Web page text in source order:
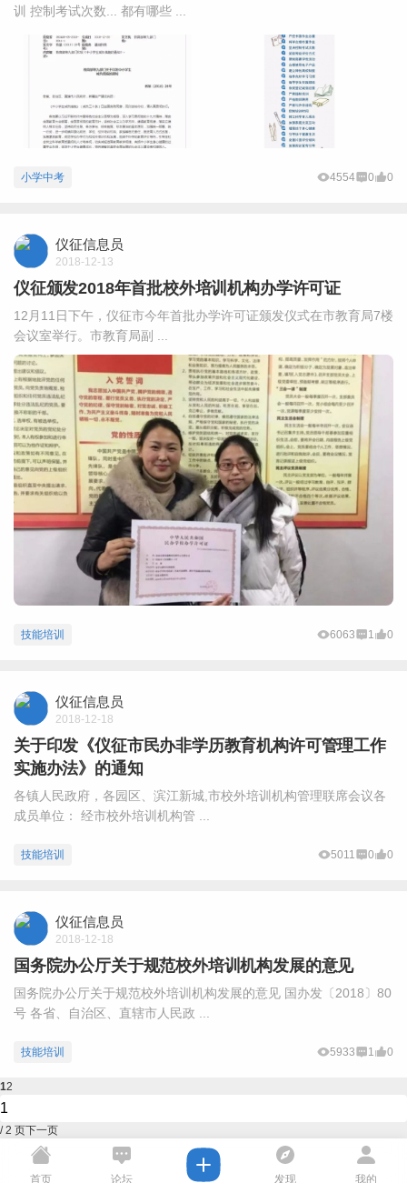
训 控制考试次数... 都有哪些 ...
小学中考 4554 0 0
仪征信息员
2018-12-13
仪征颁发2018年首批校外培训机构办学许可证
12月11日下午，仪征市今年首批办学许可证颁发仪式在市教育局7楼
会议室举行。市教育局副 ...
技能培训 6063 1 0
仪征信息员
2018-12-18
关于印发《仪征市民办非学历教育机构许可管理工作
实施办法》的通知
各镇人民政府，各园区、滨江新城,市校外培训机构管理联席会议各
成员单位： 经市校外培训机构管 ...
技能培训 5011 0 0
仪征信息员
2018-12-18
国务院办公厅关于规范校外培训机构发展的意见
国务院办公厅关于规范校外培训机构发展的意见 国办发〔2018〕80
号 各省、自治区、直辖市人民政 ...
技能培训 5933 1 0
12
/ 2 页下一页
首页 论坛 发现 我的